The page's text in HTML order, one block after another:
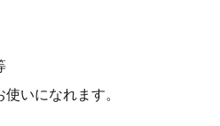
いになれます。